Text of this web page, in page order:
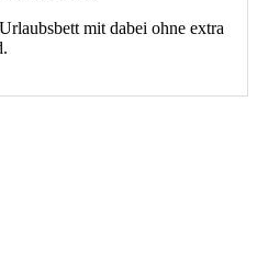
mit dabei ohne extra